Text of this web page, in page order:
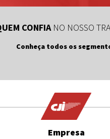
CONFIA NO NOSSO
Conheça todos os
Empresa